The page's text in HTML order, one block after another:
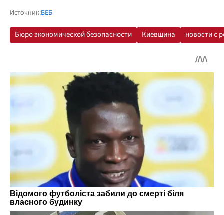
Источник:БЕБ
Бюро экономической безопасности Киевщина новости с